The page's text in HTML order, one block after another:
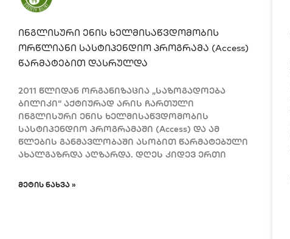
ინგლისური ენის ხელმისაწვდომობის
ორწლიანი სასტიპენდიო პროგრამა (Access)
წარმატებით დასრულდა
2011 წლიდან ორგანიზაცია „საზოგადოება
ბილიკი“ აქტიურად არის ჩართული
ინგლისური ენის ხელმისაწვდომობის
სასტიპენდიო პროგრამაში (Access) და ამ
წლების განმავლობაში ასობით წარმატებული
ახალგაზრდა აღზარდა. დღეს კიდევ ერთი
ᲛᲔᲢᲘᲡ ᲜᲐᲮᲕᲐ »